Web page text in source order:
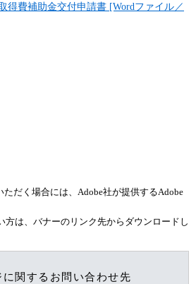
得費補助金交付申請書 [Wordファイル／
ただく場合には、Adobe社が提供するAdobe
方は、バナーのリンク先からダウンロードし
に関するお問い合わせ先